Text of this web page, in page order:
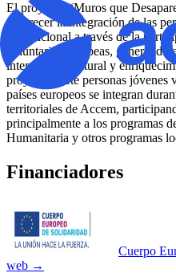
El proyecto “Muros que
favorecer la integración de las
internacional a través de la
voluntarias europeas,
intercambio cultural y
proyecto, siete personas jóvenes
países europeos se integran
territoriales de Accem,
principalmente a los programas
Humanitaria y otros programas
Financiadores
Cuerpo
web →